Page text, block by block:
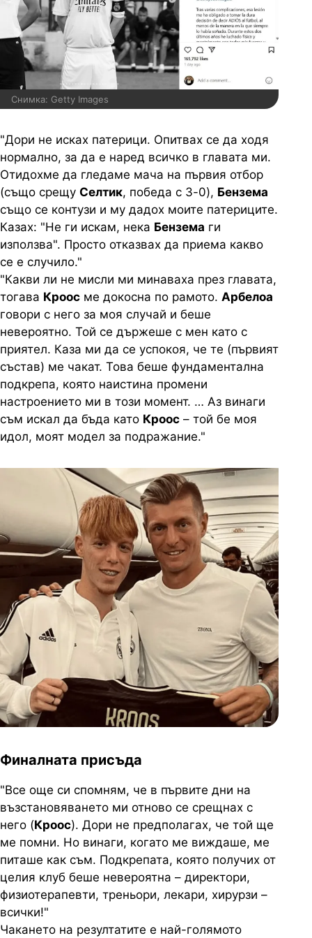
Снимка: Getty Images
"Дори не исках патерици. Опитвах се да ходя
нормално, за да е наред всичко в главата ми.
Отидохме да гледаме мача на първия отбор
(също срещу Селтик, победа с 3-0), Бензема
също се контузи и му дадох моите патериците.
Казах: "Не ги искам, нека Бензема ги
използва". Просто отказвах да приема какво
се е случило."
"Какви ли не мисли ми минаваха през главата,
тогава Кроос ме докосна по рамото. Арбелоа
говори с него за моя случай и беше
невероятно. Той се държеше с мен като с
приятел. Каза ми да се успокоя, че те (първият
състав) ме чакат. Това беше фундаментална
подкрепа, която наистина промени
настроението ми в този момент. … Аз винаги
съм искал да бъда като Кроос – той бе моя
идол, моят модел за подражание."
Финалната присъда
"Все още си спомням, че в първите дни на
възстановяването ми отново се срещнах с
него (Кроос). Дори не предполагах, че той ще
ме помни. Но винаги, когато ме виждаше, ме
питаше как съм. Подкрепата, която получих от
целия клуб беше невероятна – директори,
физиотерапевти, треньори, лекари, хирурзи –
всички!"
Чакането на резултатите е най-голямото